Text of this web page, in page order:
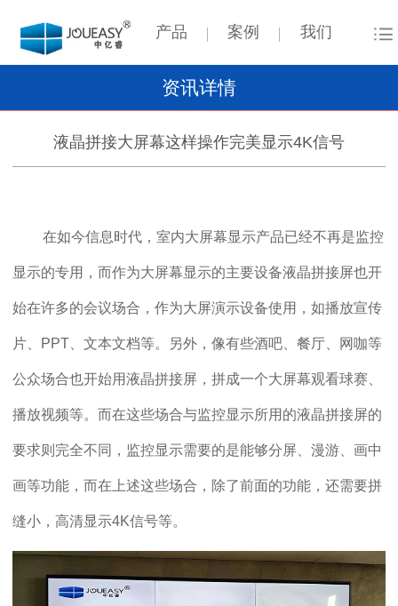
产品 案例 我们
资讯详情
液晶拼接大屏幕这样操作完美显示4K信号
在如今信息时代，室内大屏幕显示产品已经不再是监控
显示的专用，而作为大屏幕显示的主要设备液晶拼接屏也开
始在许多的会议场合，作为大屏演示设备使用，如播放宣传
片、PPT、文本文档等。另外，像有些酒吧、餐厅、网咖等
公众场合也开始用液晶拼接屏，拼成一个大屏幕观看球赛、
播放视频等。而在这些场合与监控显示所用的液晶拼接屏的
要求则完全不同，监控显示需要的是能够分屏、漫游、画中
画等功能，而在上述这些场合，除了前面的功能，还需要拼
缝小，高清显示4K信号等。